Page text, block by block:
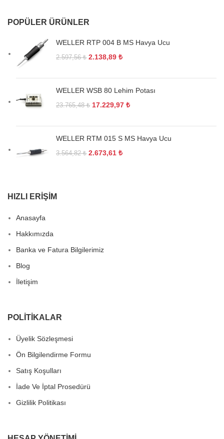
POPÜLER ÜRÜNLER
WELLER RTP 004 B MS Havya Ucu
2.597,56₺ 2.138,89 ₺
WELLER WSB 80 Lehim Potası
23.765,48₺ 17.229,97 ₺
WELLER RTM 015 S MS Havya Ucu
3.564,82₺ 2.673,61 ₺
HIZLI ERIŞIM
Anasayfa
Hakkımızda
Banka ve Fatura Bilgilerimiz
Blog
İletişim
POLITIKALAR
Üyelik Sözleşmesi
Ön Bilgilendirme Formu
Satış Koşulları
İade Ve İptal Prosedürü
Gizlilik Politikası